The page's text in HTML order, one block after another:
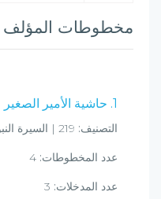
مخطوطات المؤلف
1. حاشية الأمير الصغير على مولد الدردير
التصنيف:
عدد المخطوطات:
عدد المدخلات: